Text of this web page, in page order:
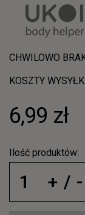
CHWILOWO
KOSZTY
6,99 zł
Ilość produktów: